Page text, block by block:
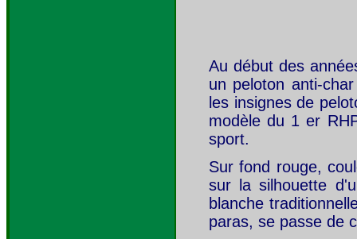
Au début des
un peloton anti-
les insignes de
modèle du 1 er
sport.
Sur fond rouge,
sur la silhouette
blanche
paras, se passe de